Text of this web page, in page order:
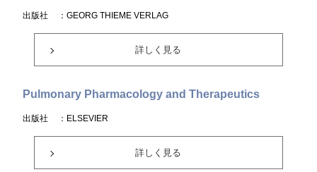
出版社 ：GEORG THIEME VERLAG
詳しく見る
Pulmonary Pharmacology and Therapeutics
出版社 ：ELSEVIER
詳しく見る